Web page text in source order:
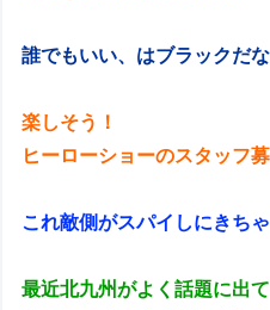
誰でもいい、はブラックだ
楽しそう！
ヒーローショーのスタッフ
これ敵側がスパイしにきち
最近北九州がよく話題に出て